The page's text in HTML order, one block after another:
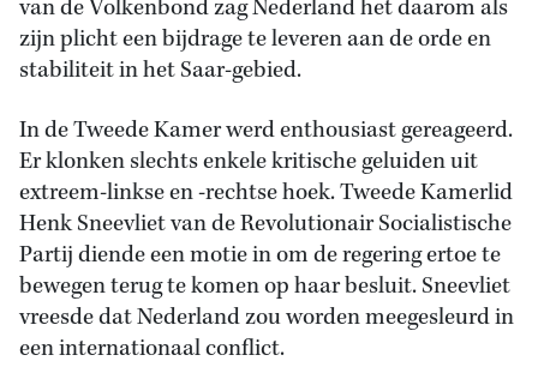
van de Volkenbond zag Nederland het daarom als
zijn plicht een bijdrage te leveren aan de orde en
stabiliteit in het Saar-gebied.
In de Tweede Kamer werd enthousiast gereageerd.
Er klonken slechts enkele kritische geluiden uit
extreem-linkse en -rechtse hoek. Tweede Kamerlid
Henk Sneevliet van de Revolutionair Socialistische
Partij diende een motie in om de regering ertoe te
bewegen terug te komen op haar besluit. Sneevliet
vreesde dat Nederland zou worden meegesleurd in
een internationaal conflict.